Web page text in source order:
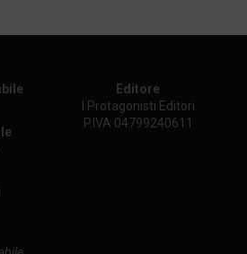
Editore
I Protagonisti Editori
P.IVA 04799240611